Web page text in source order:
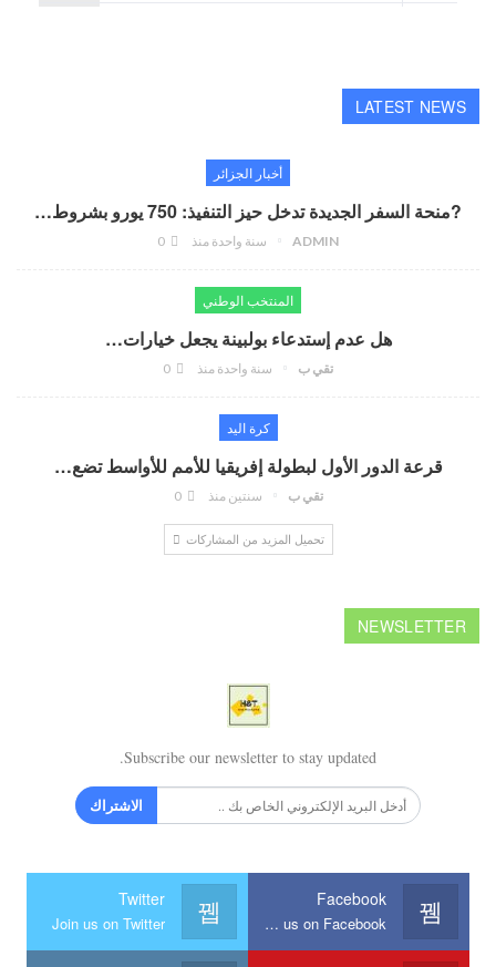
LATEST NEWS
أخبار الجزائر
?منحة السفر الجديدة تدخل حيز التنفيذ: 750 يورو بشروط…
ADMIN سنة واحدة منذ
المنتخب الوطني
هل عدم إستدعاء بولبينة يجعل خيارات…
تقي ب سنة واحدة منذ
كرة اليد
قرعة الدور الأول لبطولة إفريقيا للأمم للأواسط تضع…
تقي ب سنتين منذ 0
تحميل المزيد من المشاركات
NEWSLETTER
Subscribe our newsletter to stay updated.
الاشتراك
Facebook
Join us on Facebook
Twitter
Join us on Twitter